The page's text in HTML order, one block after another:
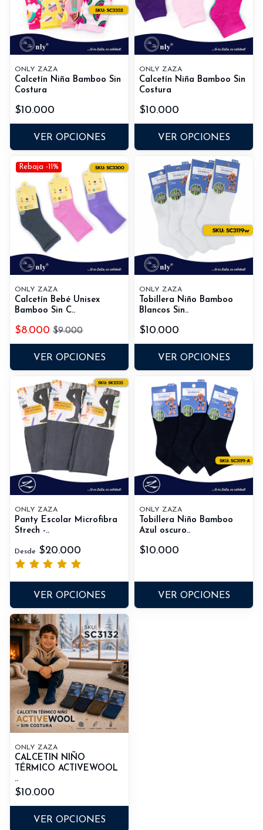
ONLY ZAZA
Calcetín Niña Bamboo Sin
Costura
$10.000
VER OPCIONES
ONLY ZAZA
Calcetín Niña Bamboo Sin
Costura
$10.000
VER OPCIONES
Rebaja -11%
ONLY ZAZA
Calcetín Bebé Unisex
Bamboo Sin C..
$8.000 $9.000
VER OPCIONES
ONLY ZAZA
Tobillera Niño Bamboo
Blancos Sin..
$10.000
VER OPCIONES
ONLY ZAZA
Panty Escolar Microfibra
Strech -..
Desde $20.000
VER OPCIONES
ONLY ZAZA
Tobillera Niño Bamboo
Azul oscuro..
$10.000
VER OPCIONES
ONLY ZAZA
CALCETIN NIÑO
TÉRMICO ACTIVEWOOL
..
$10.000
VER OPCIONES